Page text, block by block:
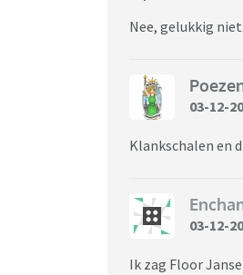
Nee, gelukkig
03-12-
Klankschalen en
03-12-
Ik zag Floor